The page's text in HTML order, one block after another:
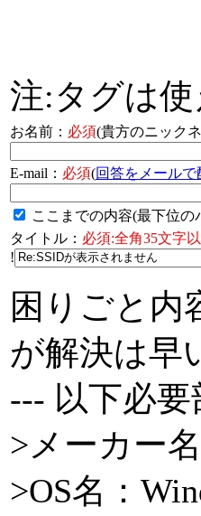
注:タグは
お名前： 必須(貴方のニック
E-mail： 必須(回答をメール
ここまでの内容(最下位
タイトル： 必須:全角35文字
!
困りごと内
が解決は早
--- 以下必
>メーカー
>OS名：